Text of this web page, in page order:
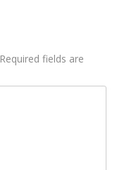
Required fields are